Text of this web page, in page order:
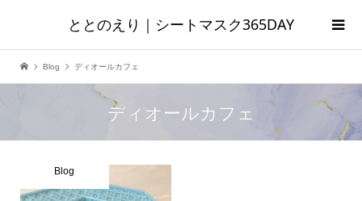
ととのえり｜シートマスク365DAY
Blog ディオールカフェ
ディオールカフェ
Blog